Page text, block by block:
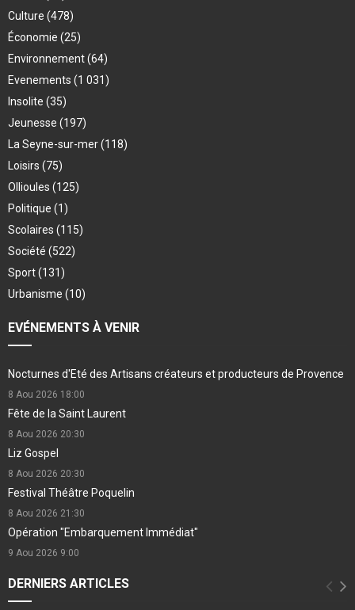
Culture (478)
Économie (25)
Environnement(64)
Evenements (1 031)
Insolite (35)
Jeunesse (197)
La Seyne-sur-mer(118)
Loisirs (75)
Ollioules (125)
Politique (1)
Scolaires (115)
Société (522)
Sport(131)
Urbanisme (10)
EVÉNEMENTS À VENIR
Nocturnes d'Eté des Artisans créateurs et producteurs de Provence
8 Aou 2026 18:00
Fête de la Saint Laurent
8 Aou 2026 20:30
Liz Gospel
8 Aou 2026 20:30
Festival Théâtre Poquelin
8 Aou 2026 21:30
Opération "Embarquement Immédiat"
9 Aou 2026 9:00
DERNIERS ARTICLES